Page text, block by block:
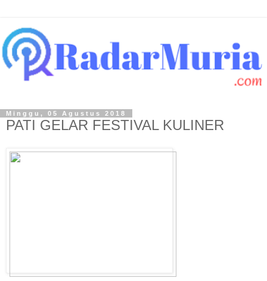
Minggu, 05 Agustus 2018
PATI GELAR FESTIVAL KULINER